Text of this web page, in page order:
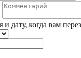
и дату, когда вам